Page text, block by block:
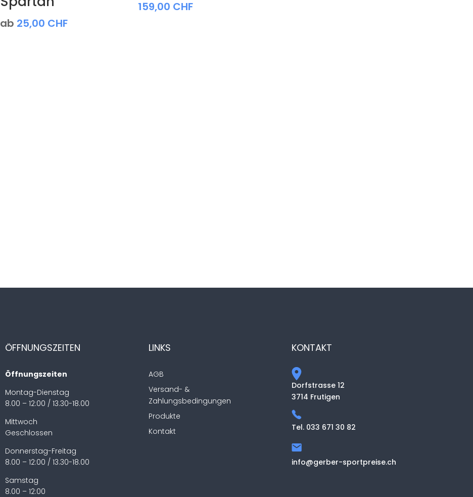
ab 25,00 CHF
159,00 CHF
ÖFFNUNGSZEITEN
Öffnungszeiten
Montag-Dienstag
8.00 – 12:00 / 13.30-18.00
Mittwoch
Geschlossen
Donnerstag-Freitag
8.00 – 12:00 / 13.30-18.00
Samstag
8.00 – 12:00
LINKS
AGB
Versand- &
Zahlungsbedingungen
Produkte
Kontakt
KONTAKT
Dorfstrasse 12
3714 Frutigen
Tel. 033 671 30 82
info@gerber-sportpreise.ch